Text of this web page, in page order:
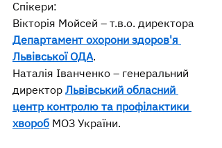
Спікери:
Вікторія Мойсей – т.в.о. директора
Департамент охорони здоров'я
Львівської ОДА.
Наталія Іванченко – генеральний
директор Львівський обласний
центр контролю та профілактики
хвороб МОЗ України.